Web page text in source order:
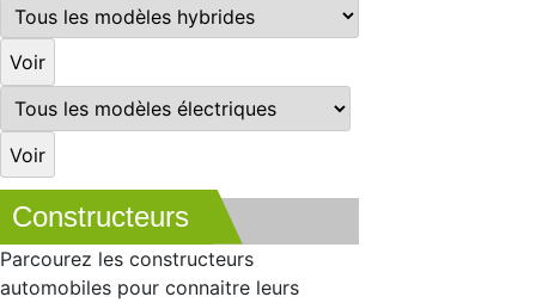
Constructeurs
Parcourez les constructeurs
automobiles pour connaitre leurs